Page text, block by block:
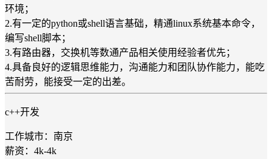
环境；
2.有一定的python或shell语言基础，精通linux系统基本命令，
编写shell脚本；
3.有路由器，交换机等数通产品相关使用经验者优先；
4.具备良好的逻辑思维能力，沟通能力和团队协作能力，能吃
苦耐劳，能接受一定的出差。
c++开发
工作城市：南京
薪资：4k-4k